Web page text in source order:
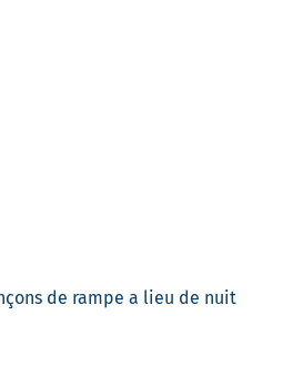
de rampe a lieu de nuit